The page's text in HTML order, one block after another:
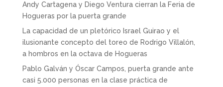
Andy Cartagena y Diego Ventura cierran la Feria de
Hogueras por la puerta grande
La capacidad de un pletórico Israel Guirao y el
ilusionante concepto del toreo de Rodrigo Villalón,
a hombros en la octava de Hogueras
Pablo Galván y Óscar Campos, puerta grande ante
casi 5.000 personas en la clase práctica de